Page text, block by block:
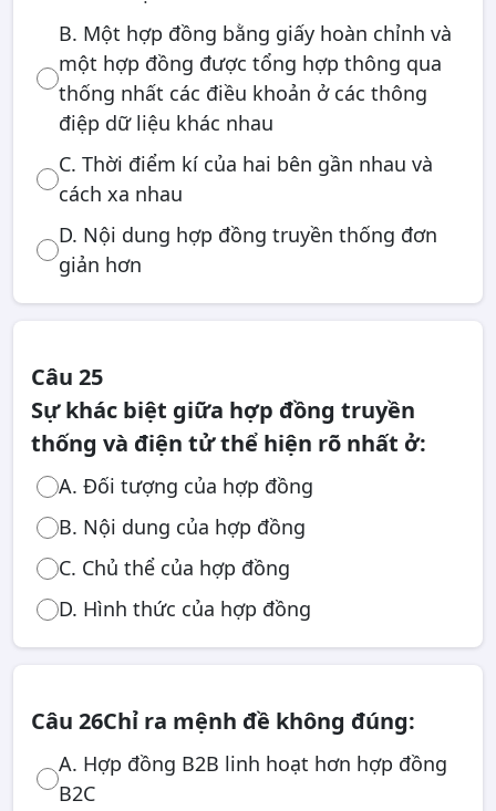
B. Một hợp đồng bằng giấy hoàn chỉnh và
một hợp đồng được tổng hợp thông qua
thống nhất các điều khoản ở các thông
điệp dữ liệu khác nhau
C. Thời điểm kí của hai bên gần nhau và
cách xa nhau
D. Nội dung hợp đồng truyền thống đơn
giản hơn
Câu 25
Sự khác biệt giữa hợp đồng truyền
thống và điện tử thể hiện rõ nhất ở:
A. Đối tượng của hợp đồng
B. Nội dung của hợp đồng
C. Chủ thể của hợp đồng
D. Hình thức của hợp đồng
Câu 26Chỉ ra mệnh đề không đúng:
A. Hợp đồng B2B linh hoạt hơn hợp đồng
B2C